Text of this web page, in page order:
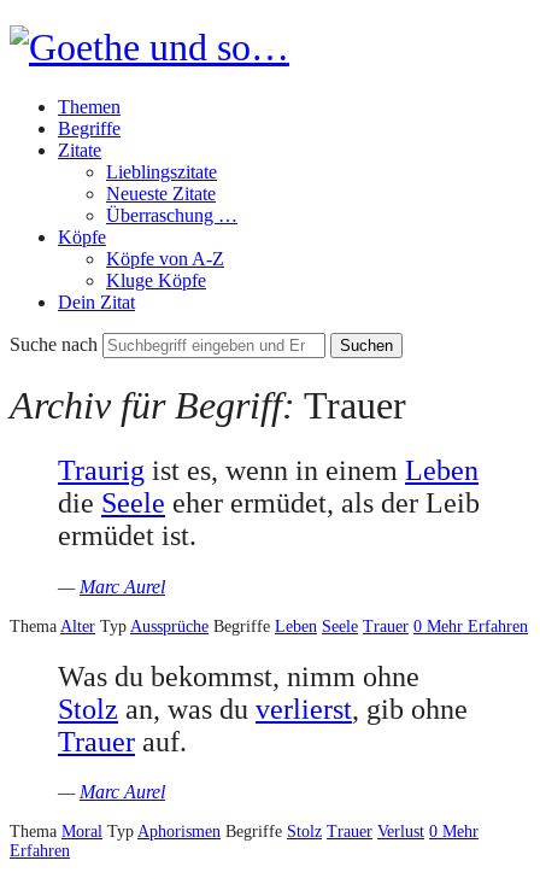
Goethe
und
so…
Themen
Begriffe
Zitate
Lieblingszitate
Neueste Zitate
Überraschung …
Köpfe
Köpfe von A-Z
Kluge Köpfe
Dein Zitat
Suche nach
Archiv für Begriff: Trauer
Traurig ist es, wenn in einem Leben
die Seele eher ermüdet, als der Leib
ermüdet ist.
— Marc Aurel
Thema Alter Typ Aussprüche Begriffe Leben Seele Trauer 0 Mehr Erfahren
Was du bekommst, nimm ohne
Stolz an, was du verlierst, gib ohne
Trauer auf.
—Marc Aurel
Thema Moral Typ Aphorismen Begriffe Stolz Trauer Verlust 0 Mehr
Erfahren